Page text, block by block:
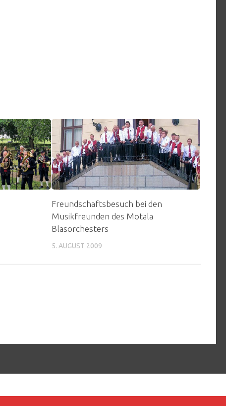
Freundschaftsbesuch bei den
Musikfreunden des Motala
Blasorchesters
5. AUGUST 2009